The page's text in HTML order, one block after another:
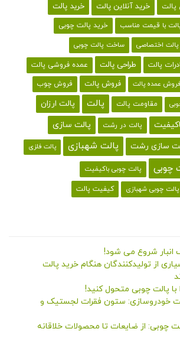
پالت خرید آنلاین پالت خرید پالت
با قیمت مناسب خرید پالت چوبی
اختصاصی ساخت پالت چوبی
پالت طراحی پالت عمده فروشی پالت
فروش عمده پالت فروش پالت فروش چوب
مقاومت پالت پالت پالت ارزان
پالت در رشت پالت سازی
سازی رشت پالت شهبازی پالت فلزی
چوبی پالت چوبی باکیفیت
پالت چوبی شهبازی کیفیت پالت
انبار شروع می شود!
از تولیدکنندگان هنگام خرید پالت
با پالت چوبی متحول کنید!
خودروسازی: ستون فقرات لجستیک و
چوبی: از ضایعات تا محصولات خلاقانه